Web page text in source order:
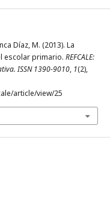
Díaz, M. (2013). La
escolar primario. REFCALE:
ISSN 1390-9010, 1(2),
article/view/25